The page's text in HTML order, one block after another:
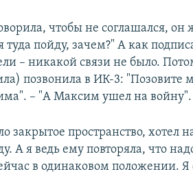
чтобы не соглашался, он
туда пойду, зачем?" А как
– никакой связи не было.
позвонила в ИК-3: "Позовите
– "А Максим ушел на войну".
закрытое пространство, хотел
А я ведь ему повторяла, что
в одинаковом положении.